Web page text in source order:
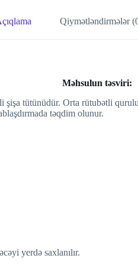
Qiymətləndirmələr
Məhsulun təsviri:
tütünüdür. Orta rütubətli
təqdim olunur.
yerdə saxlanılır.